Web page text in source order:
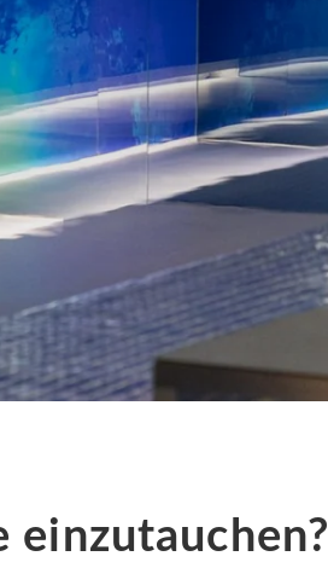
einzutauchen?